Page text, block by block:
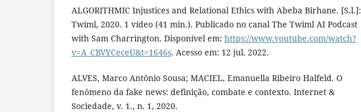
ALGORITHMIC Injustices and Relational Ethics with Abeba Birhane. [S.l.]:
Twiml, 2020. 1 vídeo (41 min.). Publicado no canal The Twiml AI Podcast
with Sam Charrington. Disponível em: https://www.youtube.com/watch?
v=A_CBVYCeceU&t=1646s. Acesso em: 12 jul. 2022.
ALVES, Marco Antônio Sousa; MACIEL, Emanuella Ribeiro Halfeld. O
fenômeno da fake news: definição, combate e contexto. Internet &
Sociedade, v. 1., n. 1, 2020.